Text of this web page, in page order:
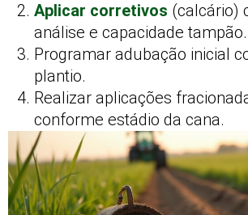
Aplicar corretivos (calcário)
análise e capacidade tampão.
Programar adubação inicial
plantio.
Realizar aplicações
conforme estádio da cana.